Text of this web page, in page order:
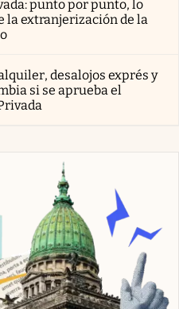
punto por punto, lo
la extranjerización de la
desalojos exprés y
si se aprueba el